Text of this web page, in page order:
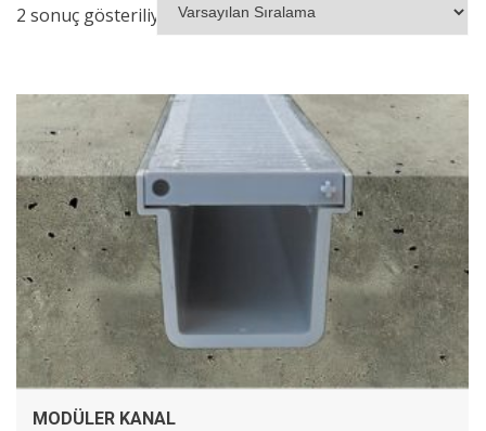
2 sonuç gösteriliyor
MODÜLER KANAL